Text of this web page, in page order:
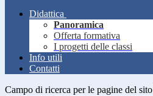
Didattica
Panoramica
Offerta formativa
I progetti delle classi
Info utili
Contatti
Campo di ricerca per le pagine del sito